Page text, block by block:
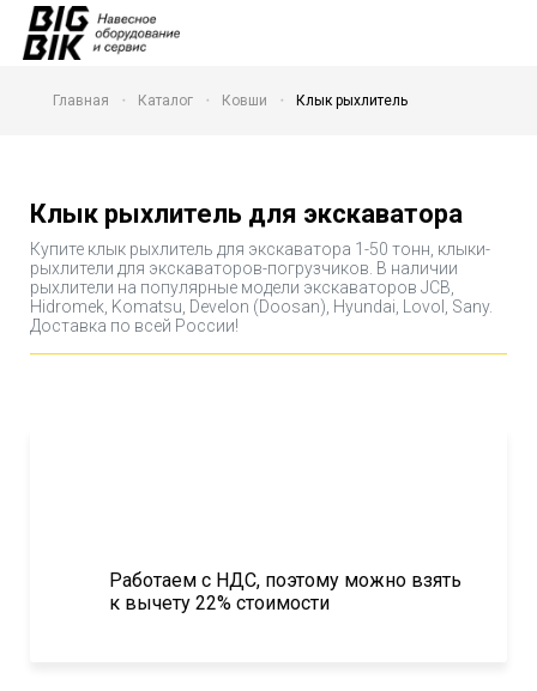
Главная Каталог Ковши Клык рыхлитель
Клык рыхлитель для экскаватора
Купите клык рыхлитель для экскаватора 1-50 тонн, клыки-
рыхлители для экскаваторов-погрузчиков. В наличии
рыхлители на популярные модели экскаваторов JCB,
Hidromek, Komatsu, Develon (Doosan), Hyundai, Lovol, Sany.
Доставка по всей России!
Работаем с НДС, поэтому можно взять
к вычету 22% стоимости